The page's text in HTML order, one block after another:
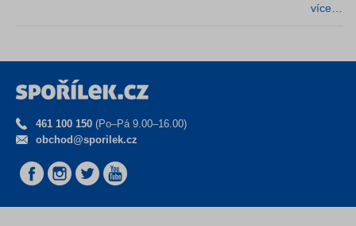
více…
461 100 150 (Po–Pá 9.00–16.00)
obchod@sporilek.cz